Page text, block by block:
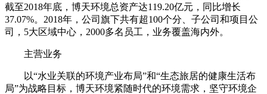
截至2018年底，博天环境总资产达119.20亿元，同比增长
37.07%。2018年，公司旗下共有超100个分、子公司和项目公
司，5大区域中心，2000多名员工，业务覆盖海内外。
主营业务
以“水业关联的环境产业布局”和“生态旅居的健康生活布
局”为战略目标，博天环境紧随时代的环境需求，坚守环境企